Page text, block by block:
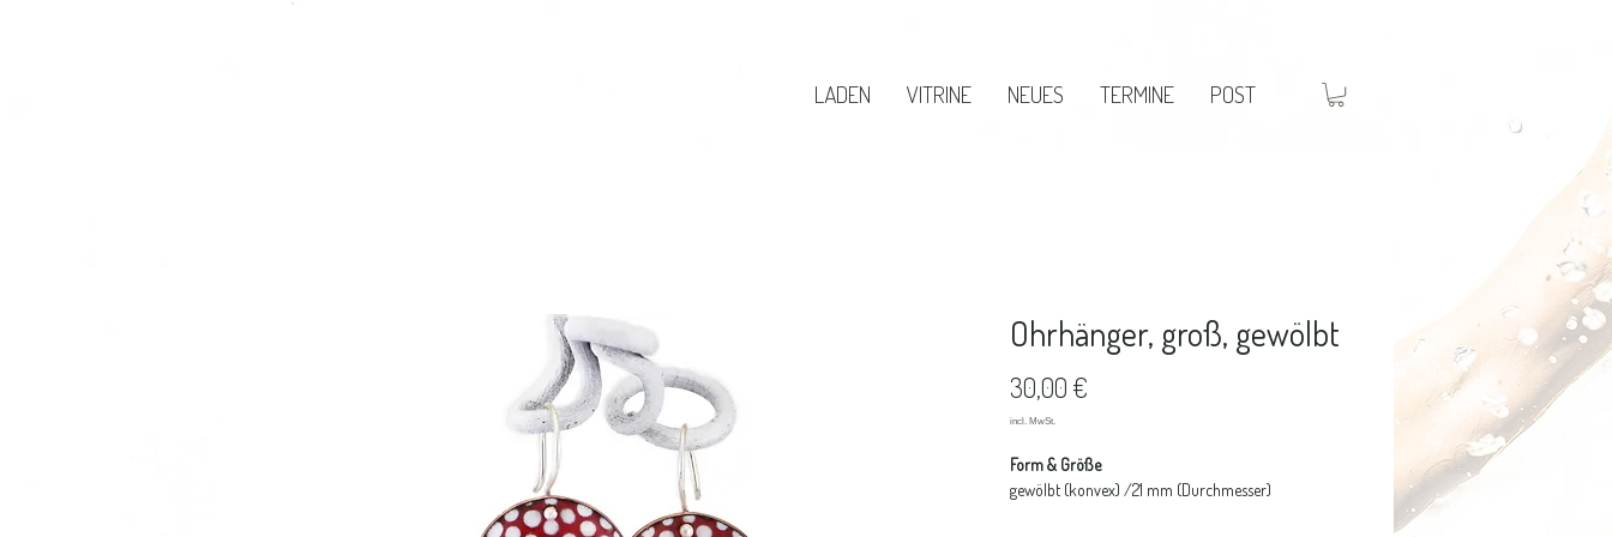
LADEN VITRINE NEUES TERMINE POST
Ohrhänger, groß, gewölbt
30,00 €
Form & Größe
gewölbt (konvex) /21 mm (Durchmesser)